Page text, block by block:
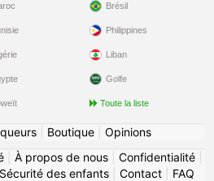
Brésil
Philippines
Liban
Golfe
Toute la liste
| Boutique| Opinions
À propos de nous Confidentialité
Sécurité des enfants| Contact| FAQ